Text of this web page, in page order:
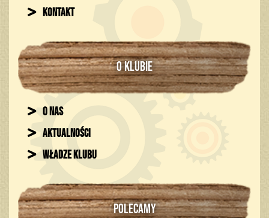
Kontakt
O KLUBIE
O nas
Aktualności
Władze klubu
POLECAMY